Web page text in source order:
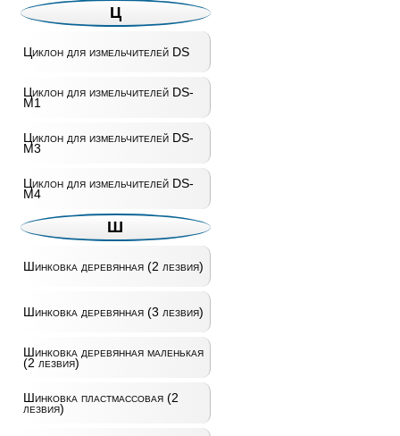
Ц
Циклон для измельчителей DS
Циклон для измельчителей DS-
M1
Циклон для измельчителей DS-
M3
Циклон для измельчителей DS-
M4
Ш
Шинковка деревянная (2 лезвия)
Шинковка деревянная (3 лезвия)
Шинковка деревянная маленькая
(2 лезвия)
Шинковка пластмассовая (2
лезвия)